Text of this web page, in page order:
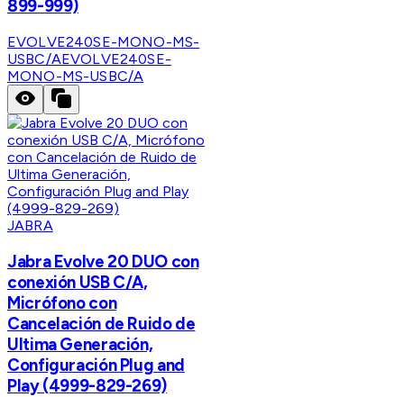
899-999)
EVOLVE240SE-MONO-MS-
USBC/AEVOLVE240SE-
MONO-MS-USBC/A
JABRA
Jabra Evolve 20 DUO con
conexión USB C/A,
Micrófono con
Cancelación de Ruido de
Ultima Generación,
Configuración Plug and
Play (4999-829-269)